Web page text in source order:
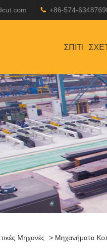
+86-574-
ΣΠΊΤΙ
Μηχανές > Μηχανήματα